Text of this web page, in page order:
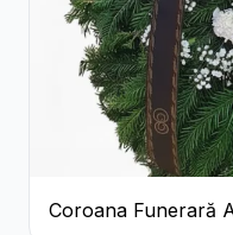
Coroana Funerară